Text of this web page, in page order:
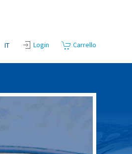
IT Login Carrello